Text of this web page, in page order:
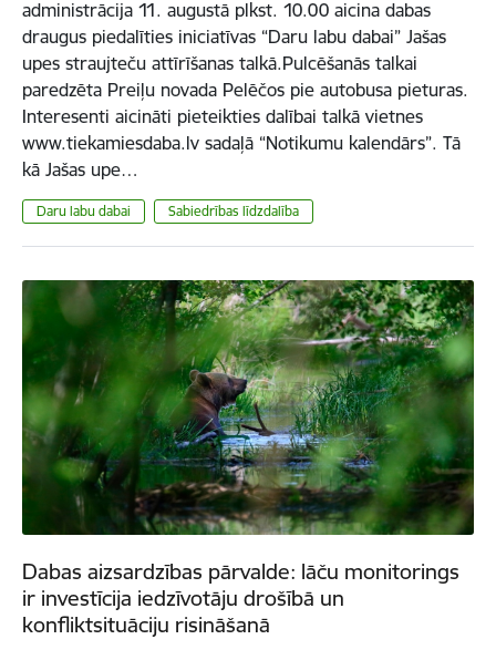
administrācija 11. augustā plkst. 10.00 aicina dabas
draugus piedalīties iniciatīvas “Daru labu dabai” Jašas
upes straujteču attīrīšanas talkā.Pulcēšanās talkai
paredzēta Preiļu novada Pelēčos pie autobusa pieturas.
Interesenti aicināti pieteikties dalībai talkā vietnes
www.tiekamiesdaba.lv sadaļā “Notikumu kalendārs”. Tā
kā Jašas upe…
Daru labu dabai Sabiedrības līdzdalība
Dabas aizsardzības pārvalde: lāču monitorings
ir investīcija iedzīvotāju drošībā un
konfliktsituāciju risināšanā